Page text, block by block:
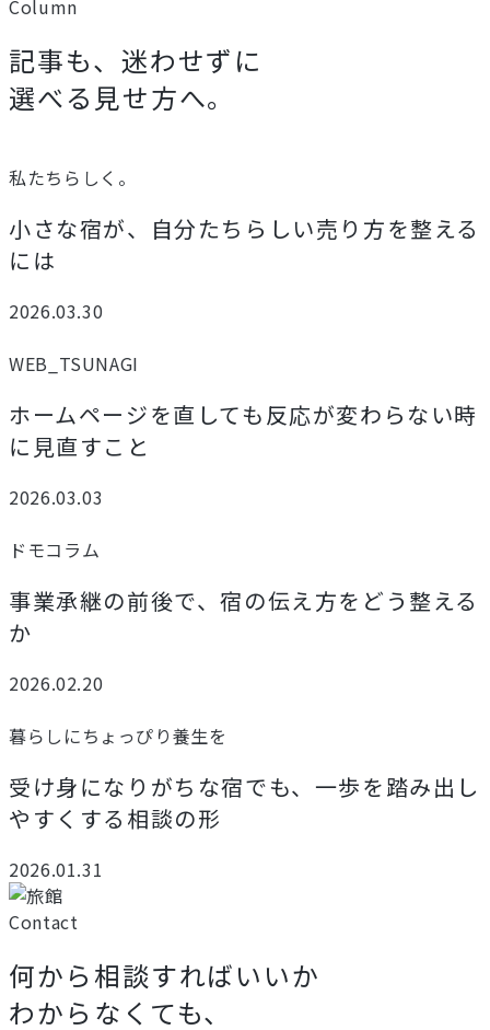
Column
記事も、迷わせずに
選べる見せ方へ。
私たちらしく。
小さな宿が、自分たちらしい売り方を整える
には
2026.03.30
WEB_TSUNAGI
ホームページを直しても反応が変わらない時
に見直すこと
2026.03.03
ドモコラム
事業承継の前後で、宿の伝え方をどう整える
か
2026.02.20
暮らしにちょっぴり養生を
受け身になりがちな宿でも、一歩を踏み出し
やすくする相談の形
2026.01.31
Contact
何から相談すればいいか
わからなくても、